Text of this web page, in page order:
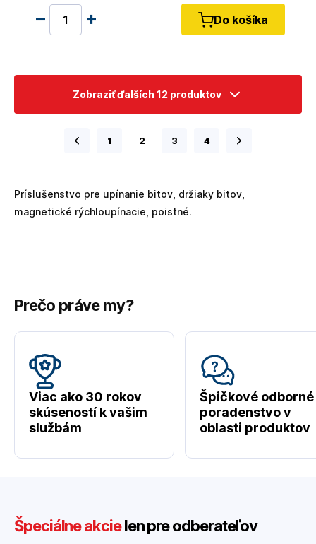
Do košíka
Zobraziť ďalších 12 produktov
1 2 3 4
Príslušenstvo pre upínanie bitov, držiaky bitov,
magnetické rýchloupínacie, poistné.
Prečo práve my?
Viac ako 30 rokov
skúseností k vašim
službám
Špičkové odborné
poradenstvo v
oblasti produktov
Špeciálne akcielen pre odberateľov